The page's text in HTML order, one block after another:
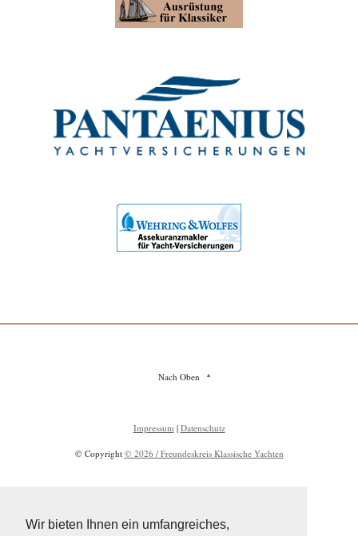
Wir bieten Ihnen ein umfangreiches,
Nach Oben
Impressum | Datenschutz
© Copyright © 2026 / Freundeskreis Klassische Yachten